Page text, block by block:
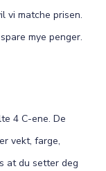
vi matche prisen.
mye penger.
4 C-ene. De
vekt, farge,
at du setter deg